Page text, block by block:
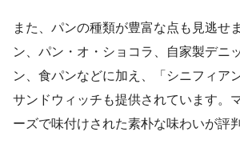
また、パンの種類が豊富な点も見逃せ
ン、パン・オ・ショコラ、自家製デニ
ン、食パンなどに加え、「シニフィア
サンドウィッチも提供されています。
ーズで味付けされた素朴な味わいが評